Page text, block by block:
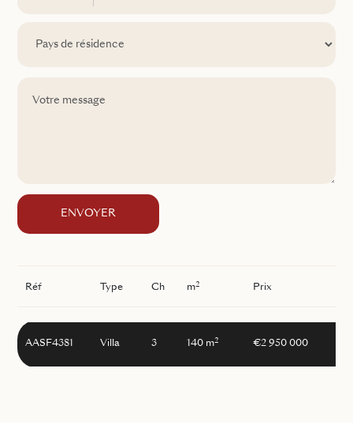
ENVOYER
Réf Type Ch m2 Prix
AASF4381 Villa 3 140 m2 €2 950 000